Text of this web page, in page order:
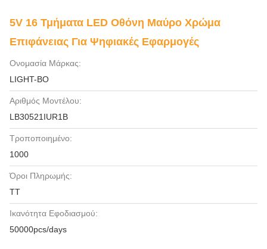
5V 16 Τμήματα LED Οθόνη Μαύρο Χρώμα
Επιφάνειας Για Ψηφιακές Εφαρμογές
Ονομασία Μάρκας:
LIGHT-BO
Αριθμός Μοντέλου:
LB30521IUR1B
Τροποποιημένο:
1000
Όροι Πληρωμής:
TT
Ικανότητα Εφοδιασμού:
50000pcs/days